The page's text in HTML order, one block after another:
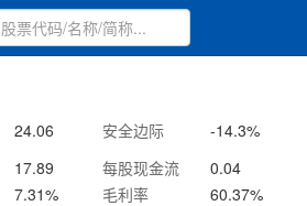
24.06 安全边际 -14.3%
17.89 每股现金流
0.04
7.31% 毛利率 60.37%